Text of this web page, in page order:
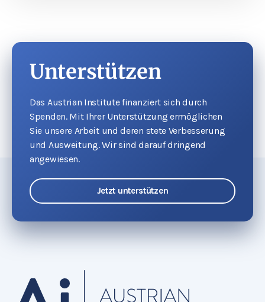
Unterstützen
Das Austrian Institute finanziert sich durch
Spenden. Mit Ihrer Unterstützung ermöglichen
Sie unsere Arbeit und deren stete Verbesserung
und Ausweitung. Wir sind darauf dringend
angewiesen.
Jetzt unterstützen